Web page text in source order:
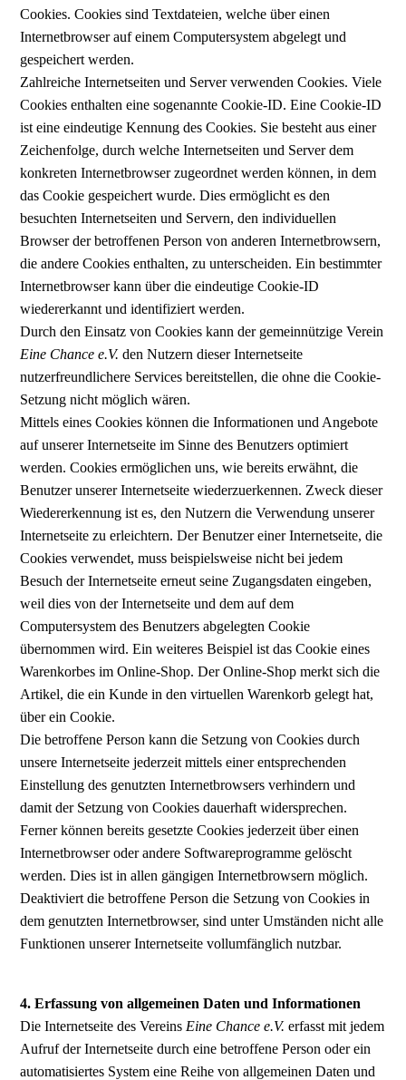
Cookies. Cookies sind Textdateien, welche über einen
Internetbrowser auf einem Computersystem abgelegt und
gespeichert werden.
Zahlreiche Internetseiten und Server verwenden Cookies. Viele
Cookies enthalten eine sogenannte Cookie-ID. Eine Cookie-ID
ist eine eindeutige Kennung des Cookies. Sie besteht aus einer
Zeichenfolge, durch welche Internetseiten und Server dem
konkreten Internetbrowser zugeordnet werden können, in dem
das Cookie gespeichert wurde. Dies ermöglicht es den
besuchten Internetseiten und Servern, den individuellen
Browser der betroffenen Person von anderen Internetbrowsern,
die andere Cookies enthalten, zu unterscheiden. Ein bestimmter
Internetbrowser kann über die eindeutige Cookie-ID
wiedererkannt und identifiziert werden.
Durch den Einsatz von Cookies kann der gemeinnützige Verein
Eine Chance e.V. den Nutzern dieser Internetseite
nutzerfreundlichere Services bereitstellen, die ohne die Cookie-
Setzung nicht möglich wären.
Mittels eines Cookies können die Informationen und Angebote
auf unserer Internetseite im Sinne des Benutzers optimiert
werden. Cookies ermöglichen uns, wie bereits erwähnt, die
Benutzer unserer Internetseite wiederzuerkennen. Zweck dieser
Wiedererkennung ist es, den Nutzern die Verwendung unserer
Internetseite zu erleichtern. Der Benutzer einer Internetseite, die
Cookies verwendet, muss beispielsweise nicht bei jedem
Besuch der Internetseite erneut seine Zugangsdaten eingeben,
weil dies von der Internetseite und dem auf dem
Computersystem des Benutzers abgelegten Cookie
übernommen wird. Ein weiteres Beispiel ist das Cookie eines
Warenkorbes im Online-Shop. Der Online-Shop merkt sich die
Artikel, die ein Kunde in den virtuellen Warenkorb gelegt hat,
über ein Cookie.
Die betroffene Person kann die Setzung von Cookies durch
unsere Internetseite jederzeit mittels einer entsprechenden
Einstellung des genutzten Internetbrowsers verhindern und
damit der Setzung von Cookies dauerhaft widersprechen.
Ferner können bereits gesetzte Cookies jederzeit über einen
Internetbrowser oder andere Softwareprogramme gelöscht
werden. Dies ist in allen gängigen Internetbrowsern möglich.
Deaktiviert die betroffene Person die Setzung von Cookies in
dem genutzten Internetbrowser, sind unter Umständen nicht alle
Funktionen unserer Internetseite vollumfänglich nutzbar.
4. Erfassung von allgemeinen Daten und Informationen
Die Internetseite des Vereins Eine Chance e.V.erfasst mit jedem
Aufruf der Internetseite durch eine betroffene Person oder ein
automatisiertes System eine Reihe von allgemeinen Daten und